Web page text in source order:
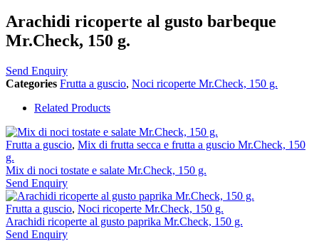
Arachidi ricoperte al gusto barbeque
Mr.Check, 150 g.
Send Enquiry
Categories Frutta a guscio, Noci ricoperte Mr.Check, 150 g.
Related Products
Frutta a guscio, Mix di frutta secca e frutta a guscio Mr.Check, 150
g.
Mix di noci tostate e salate Mr.Check, 150 g.
Send Enquiry
Frutta a guscio, Noci ricoperte Mr.Check, 150 g.
Arachidi ricoperte al gusto paprika Mr.Check, 150 g.
Send Enquiry